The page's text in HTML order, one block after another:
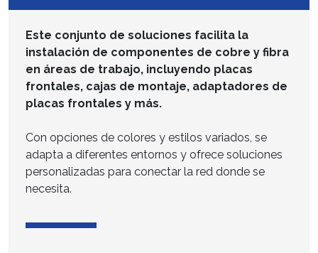
Este conjunto de soluciones facilita la
instalación de componentes de cobre y fibra
en áreas de trabajo, incluyendo placas
frontales, cajas de montaje, adaptadores de
placas frontales y más.
Con opciones de colores y estilos variados, se
adapta a diferentes entornos y ofrece soluciones
personalizadas para conectar la red donde se
necesita.